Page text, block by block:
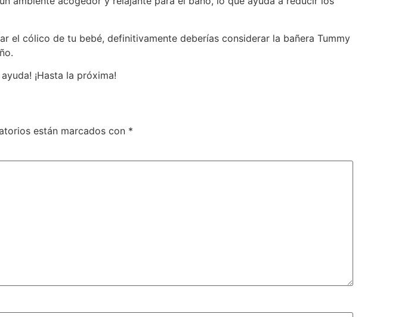
el cólico de tu bebé, definitivamente deberías considerar la bañera Tummy
¡Hasta la próxima!
están marcados con *